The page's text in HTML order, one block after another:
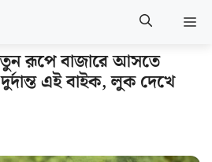
রূপে বাজারে আসতে
এই বাইক, লুক দেখে